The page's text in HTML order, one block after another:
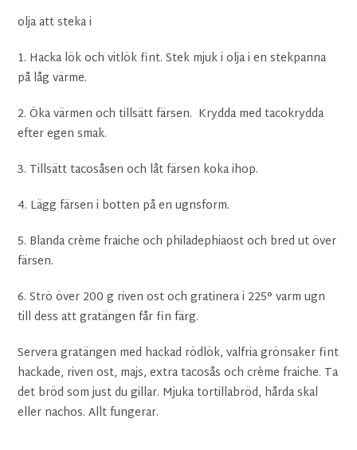
olja att steka i
1. Hacka lök och vitlök fint. Stek mjuk i olja i en stekpanna
på låg värme.
2. Öka värmen och tillsätt färsen. Krydda med tacokrydda
efter egen smak.
3. Tillsätt tacosåsen och låt färsen koka ihop.
4. Lägg färsen i botten på en ugnsform.
5. Blanda crème fraiche och philadephiaost och bred ut över
färsen.
6. Strö över 200 g riven ost och gratinera i 225° varm ugn
till dess att gratängen får fin färg.
Servera gratängen med hackad rödlök, valfria grönsaker fint
hackade, riven ost, majs, extra tacosås och crème fraiche. Ta
det bröd som just du gillar. Mjuka tortillabröd, hårda skal
eller nachos. Allt fungerar.